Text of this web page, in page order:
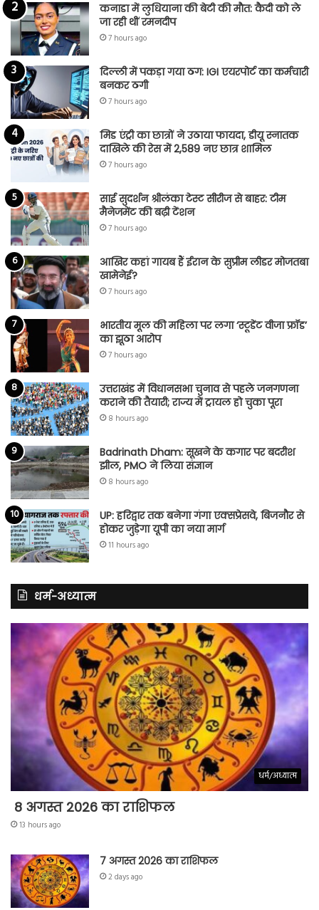
कनाडा में लुधियाना की बेटी की माैत: कैदी को ले
जा रही थीं रमनदीप
7 hours ago
दिल्ली में पकड़ा गया ठग: IGI एयरपोर्ट का कर्मचारी
बनकर ठगी
7 hours ago
मिड एंट्री का छात्रों ने उठाया फायदा, डीयू स्नातक
दाखिले की रेस में 2,589 नए छात्र शामिल
7 hours ago
साई सुदर्शन श्रीलंका टेस्ट सीरीज से बाहर: टीम
मैनेजमेंट की बढ़ी टेंशन
7 hours ago
आखिर कहां गायब हैं ईरान के सुप्रीम लीडर मोजतबा
खामेनेई?
7 hours ago
भारतीय मूल की महिला पर लगा ‘स्टूडेंट वीजा फ्रॉड’
का झूठा आरोप
7 hours ago
उत्तराखंड में विधानसभा चुनाव से पहले जनगणना
कराने की तैयारी; राज्य में ट्रायल हो चुका पूरा
8 hours ago
Badrinath Dham: सूखने के कगार पर बदरीश
झील, PMO ने लिया संज्ञान
8 hours ago
UP: हरिद्वार तक बनेगा गंगा एक्सप्रेसवे, बिजनौर से
होकर जुड़ेगा यूपी का नया मार्ग
11 hours ago
धर्म-अध्यात्म
धर्म/अध्यात्म
8 अगस्त 2026 का राशिफल
13 hours ago
7 अगस्त 2026 का राशिफल
2 days ago